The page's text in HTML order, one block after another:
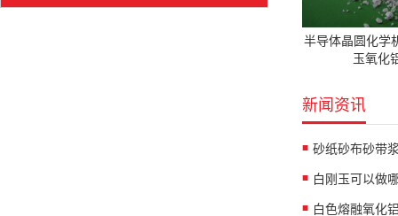
半导体晶圆化学
玉氧化
新闻资讯
白刚玉可以做
白色熔融氧化